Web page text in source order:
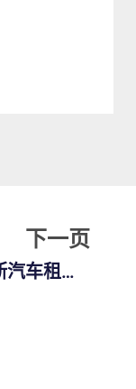
下一页
梅赛德斯汽车租赁优惠：体验豪华与价值